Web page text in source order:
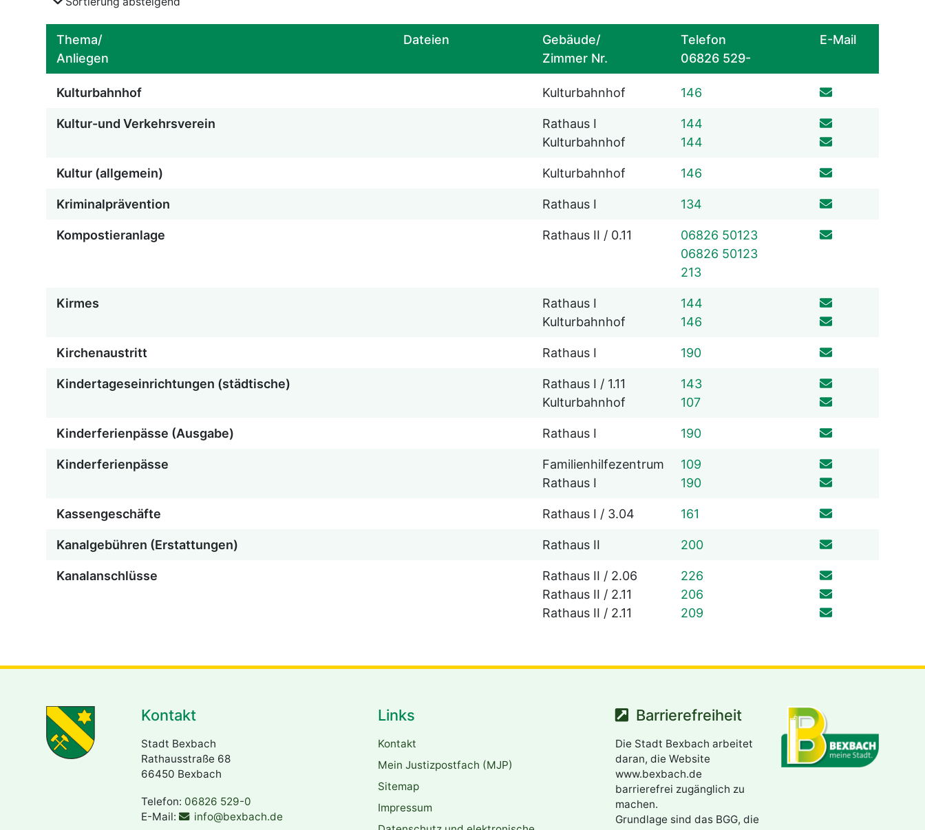
Thema/
Anliegen
Dateien
Gebäude/
Zimmer Nr.
Telefon
06826 529-
E-Mail
Kulturbahnhof Kulturbahnhof 06826 529
146
Kultur-und Verkehrsverein
Rathaus I
Kulturbahnhof
06826 529
144
06826 529
144
Kultur (allgemein) Kulturbahnhof 06826 529
146
Kriminalprävention Rathaus I 06826 529
134
Kompostieranlage Rathaus II / 0.11
06826 50123
06826 50123
06826 529
213
Kirmes
Rathaus I
Kulturbahnhof
06826 529
144
06826 529
146
Kirchenaustritt Rathaus I 06826 529
190
Kindertageseinrichtungen (städtische)
Rathaus I / 1.11
Kulturbahnhof
06826 529
143
06826 529
107
Kinderferienpässe (Ausgabe) Rathaus I 06826 529
190
Kinderferienpässe
Familienhilfezentrum
Rathaus I
06826 529
109
06826 529
190
Kassengeschäfte Rathaus I / 3.04 06826 529
161
Kanalgebühren (Erstattungen) Rathaus II 06826 529
200
Kanalanschlüsse
Rathaus II / 2.06
Rathaus II / 2.11
Rathaus II / 2.11
06826 529
226
06826 529
206
06826 529
209
Kontakt
Stadt Bexbach
Rathausstraße 68
66450 Bexbach
Telefon: 06826 529-0
E-Mail:
info@bexbach.de
Links
Kontakt
Mein Justizpostfach (MJP)
Sitemap
Impressum
Barrierefreiheit
Die Stadt Bexbach arbeitet
daran, die Website
www.bexbach.de
barrierefrei zugänglich zu
machen.
Grundlage sind das BGG, die